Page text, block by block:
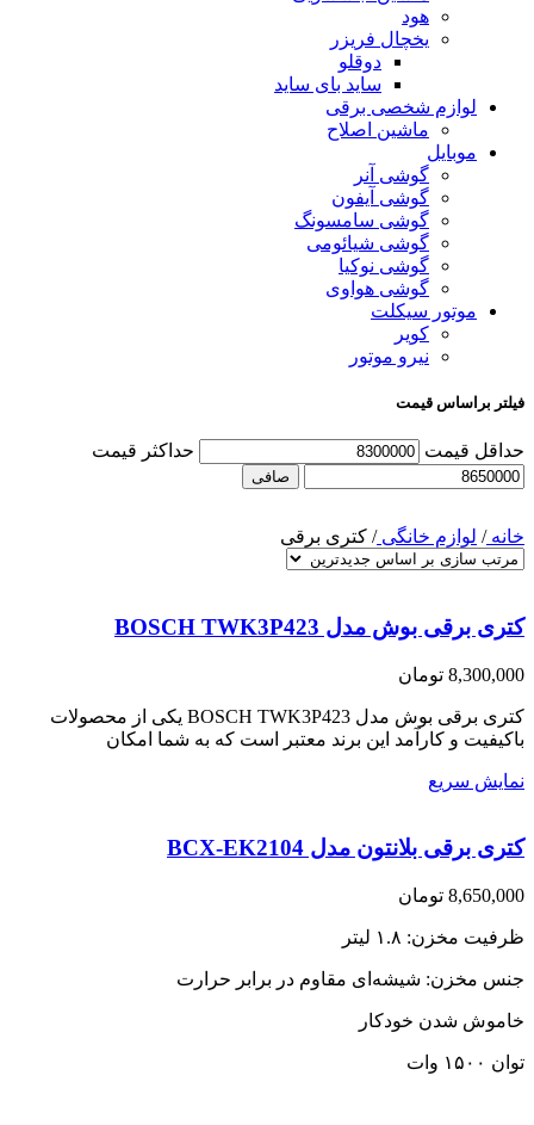
هود
یخچال فریزر
دوقلو
ساید بای ساید
لوازم شخصی برقی
ماشین اصلاح
موبایل
گوشی آنر
گوشی آیفون
گوشی سامسونگ
گوشی شیائومی
گوشی نوکیا
گوشی هواوی
موتور سیکلت
کویر
نیرو موتور
فیلتر براساس قیمت
حداقل قیمت حداكثر قيمت
صافی
خانه/ لوازم خانگی/ کتری برقی
کتری برقی بوش مدل BOSCH TWK3P423
8,300,000 تومان
کتری برقی بوش مدل BOSCH TWK3P423 یکی از محصولات
باکیفیت و کارآمد این برند معتبر است که به شما امکان
نمایش سریع
کتری برقی بلانتون مدل BCX-EK2104
8,650,000 تومان
ظرفیت مخزن: ۱.۸ لیتر
جنس مخزن: شیشه‌ای مقاوم در برابر حرارت
خاموش شدن خودکار
توان ۱۵۰۰ وات